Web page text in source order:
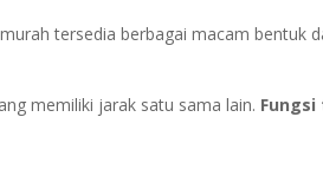
tersedia berbagai macam bentuk
memiliki jarak satu sama lain.